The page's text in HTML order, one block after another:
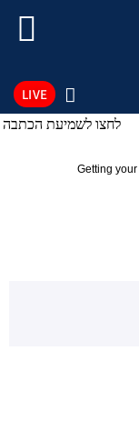
LIVE
לחצו לשמיעת הכתבה
Getting your